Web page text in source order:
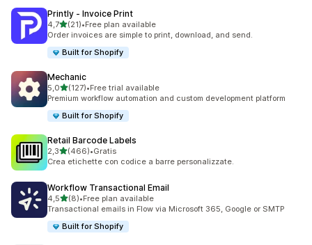
Printly ‑ Invoice Print
4,7stelle su 5
(21)
21 recensioni totali
•Free plan available
Order invoices are simple to print, download, and send.
Built for Shopify
Mechanic
5,0stelle su 5
(127)
127 recensioni totali
•Free trial available
Premium workflow automation and custom development platform
Built for Shopify
Retail Barcode Labels
2,3stelle su 5
(466)
466 recensioni totali
•Gratis
Crea etichette con codice a barre personalizzate.
Workflow Transactional Email
4,5stelle su 5
(8)
8 recensioni totali
•Free plan available
Transactional emails in Flow via Microsoft 365, Google or SMTP
Built for Shopify